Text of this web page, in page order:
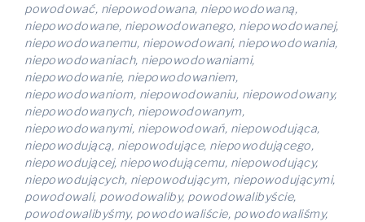
powodować, niepowodowana, niepowodowaną,
niepowodowane, niepowodowanego, niepowodowanej,
niepowodowanemu, niepowodowani, niepowodowania,
niepowodowaniach, niepowodowaniami,
niepowodowanie, niepowodowaniem,
niepowodowaniom, niepowodowaniu, niepowodowany,
niepowodowanych, niepowodowanym,
niepowodowanymi, niepowodowań, niepowodująca,
niepowodującą, niepowodujące, niepowodującego,
niepowodującej, niepowodującemu, niepowodujący,
niepowodujących, niepowodującym, niepowodującymi,
powodowali, powodowaliby, powodowalibyście,
powodowalibyśmy, powodowaliście, powodowaliśmy,